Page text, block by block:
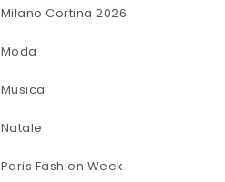
Milano Cortina 2026
Moda
Musica
Natale
Paris Fashion Week